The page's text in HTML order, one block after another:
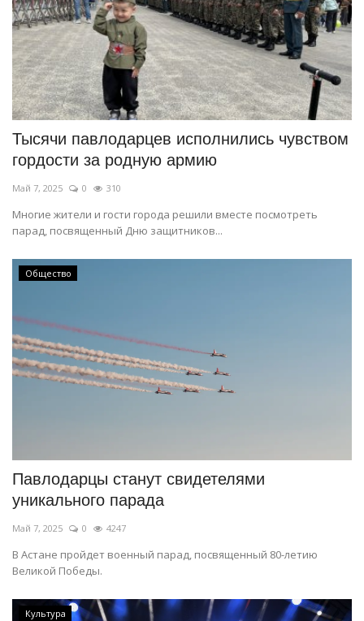
Тысячи павлодарцев исполнились чувством
гордости за родную армию
Май 7, 2025 0 310
Многие жители и гости города решили вместе посмотреть
парад, посвященный Дню защитников...
Общество
Павлодарцы станут свидетелями
уникального парада
Май 7, 2025 0 4247
В Астане пройдет военный парад, посвященный 80-летию
Великой Победы.
Культура